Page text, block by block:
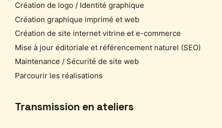
Création de logo / Identité graphique
Création graphique imprimé et web
Création de site internet vitrine et e-commerce
Mise à jour éditoriale et référencement naturel (SEO)
Maintenance / Sécurité de site web
Parcourir les réalisations
Transmission en ateliers